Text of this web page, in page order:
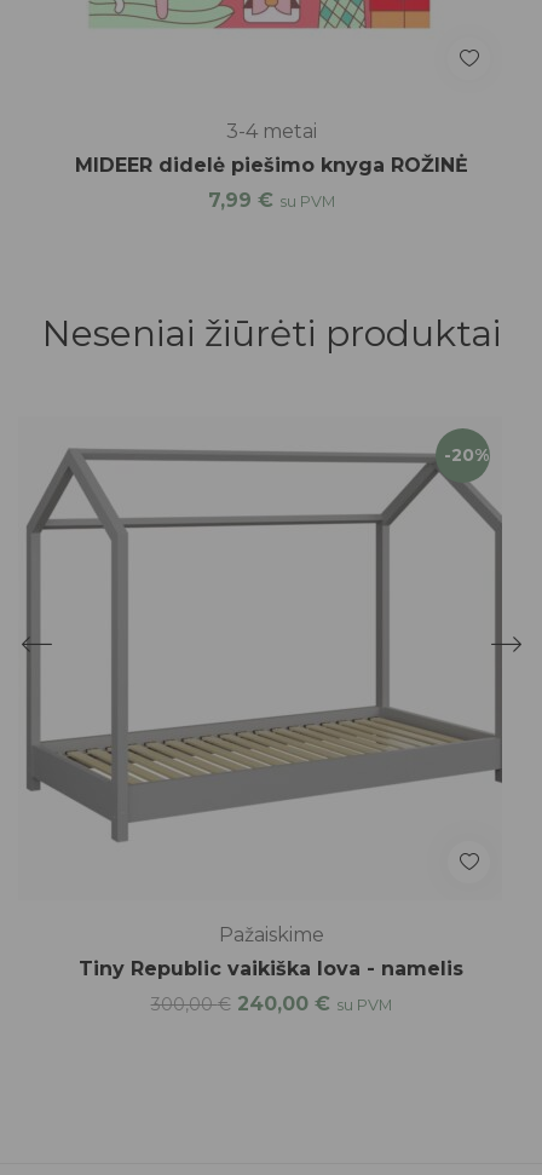
3-4 metai
MIDEER didelė piešimo knyga ROŽINĖ
7,99 € su PVM
Neseniai žiūrėti produktai
-20%
Pažaiskime
Tiny Republic vaikiška lova - namelis
300,00€ 240,00 € su PVM